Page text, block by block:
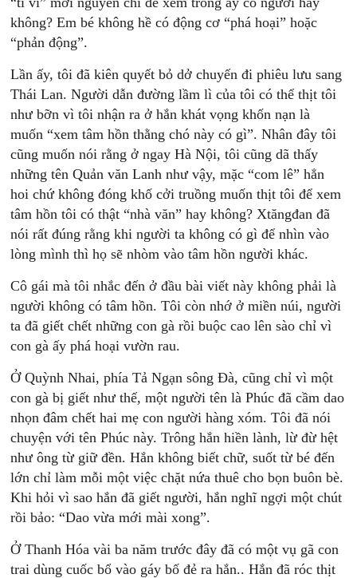
không? Em bé không hề có động cơ “phá hoại” hoặc
“phản động”.
Lần ấy, tôi đã kiên quyết bỏ dở chuyến đi phiêu lưu sang
Thái Lan. Người dẫn đường lầm lì của tôi có thể thịt tôi
như bỡn vì tôi nhận ra ở hắn khát vọng khốn nạn là
muốn “xem tâm hồn thằng chó này có gì”. Nhân đây tôi
cũng muốn nói rằng ở ngay Hà Nội, tôi cũng dã thấy
những tên Quản văn Lanh như vậy, mặc “com lê” hẳn
hoi chứ không đóng khố cởi truồng muốn thịt tôi để xem
tâm hồn tôi có thật “nhà văn” hay không? Xtăngđan đã
nói rất đúng rằng khi người ta không có gì để nhìn vào
lòng mình thì họ sẽ nhòm vào tâm hồn người khác.
Cô gái mà tôi nhắc đến ở đầu bài viết này không phải là
người không có tâm hồn. Tôi còn nhớ ở miền núi, người
ta đã giết chết những con gà rồi buộc cao lên sào chỉ vì
con gà ấy phá hoại vườn rau.
Ở Quỳnh Nhai, phía Tả Ngạn sông Đà, cũng chỉ vì một
con gà bị giết như thế, một người tên là Phúc đã cầm dao
nhọn đâm chết hai mẹ con người hàng xóm. Tôi đã nói
chuyện với tên Phúc này. Trông hắn hiền lành, lừ đừ hệt
như ông từ giữ đền. Hắn không biết chữ, suốt từ bé đến
lớn chỉ làm mỗi một việc chặt nứa thuê cho bọn buôn bè.
Khi hỏi vì sao hắn đã giết người, hắn nghĩ ngợi một chút
rồi bảo: “Dao vừa mới mài xong”.
Ở Thanh Hóa vài ba năm trước đây đã có một vụ gã con
trai dùng cuốc bổ vào gáy bố đẻ ra hắn.. Hắn đã róc thịt